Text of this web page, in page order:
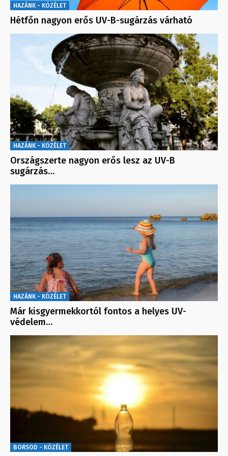
HAZÁNK - KÖZÉLET
Hétfőn nagyon erős UV-B-sugárzás várható
HAZÁNK - KÖZÉLET
Országszerte nagyon erős lesz az UV-B
sugárzás…
HAZÁNK - KÖZÉLET
Már kisgyermekkortól fontos a helyes UV-
védelem…
BORSOD - KÖZÉLET